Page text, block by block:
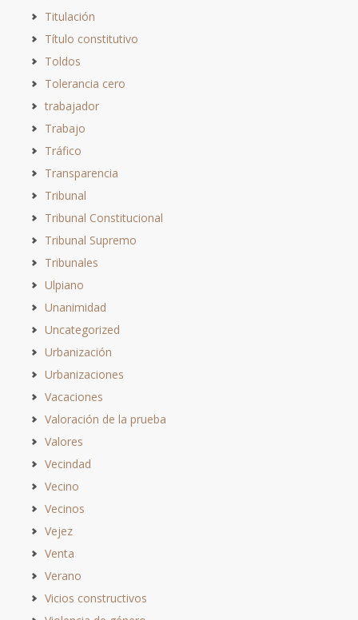
Titulación
Título constitutivo
Toldos
Tolerancia cero
trabajador
Trabajo
Tráfico
Transparencia
Tribunal
Tribunal Constitucional
Tribunal Supremo
Tribunales
Ulpiano
Unanimidad
Uncategorized
Urbanización
Urbanizaciones
Vacaciones
Valoración de la prueba
Valores
Vecindad
Vecino
Vecinos
Vejez
Venta
Verano
Vicios constructivos